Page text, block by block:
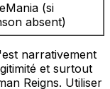
(si
absent)
narrativement
et surtout
Reigns. Utiliser